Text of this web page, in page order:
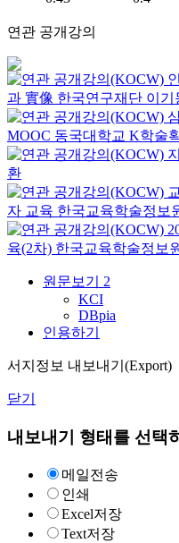
연관 공개강의
과 實像 한국연구재단 이기
MOOC 동국대학교 K학술
환
자 교육 한국교육학술정보
육(2차) 한국교육학술정보
원문보기 2
KCI
DBpia
인용하기
서지정보 내보내기(Export)
닫기
내보내기 형태를 선택
메일전송
인쇄
Excel저장
Text저장